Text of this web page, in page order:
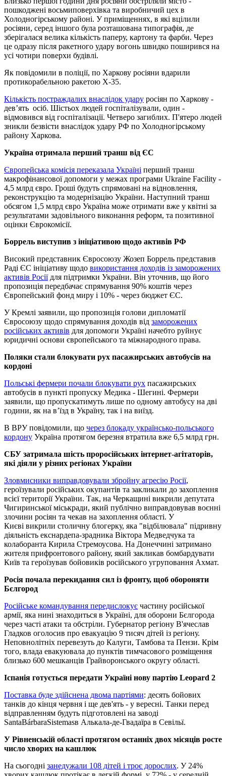
пошкоджені восьмиповерхівка та виробничий цех в
Холодногірському районі. У приміщеннях, в які вцілили
росіяни, серед іншого була розташована типографія, де
зберігалася велика кількість паперу, картону та фарби. Через
це одразу після ракетного удару вогонь швидко поширився на
усі чотири поверхи будівлі.
Як повідомили в поліції, по Харкову росіяни вдарили
протикорабельною ракетою Х-35.
Кількість постраждалих внаслідок удару росіян по Харкову -
дев’ять осіб. Шістьох людей госпіталізували, один -
відмовився від госпіталізації. Четверо загиблих. П'ятеро людей
зникли безвісти внаслідок удару РФ по Холодногірському
району Харкова.
Україна отримала перший транш від ЄС
Європейська комісія переказала Україні перший транш
макрофінансової допомоги у межах програми Ukraine Facility -
4,5 млрд євро. Гроші будуть спрямовані на відновлення,
реконструкцію та модернізацію України. Наступний транш
обсягом 1,5 млрд євро Україна може отримати вже у квітні за
результатами задовільного виконання реформ, та позитивної
оцінки Єврокомісії.
Боррель виступив з ініціативою щодо активів РФ
Високий представник Євросоюзу Жозеп Боррель представив
Раді ЄС ініціативу щодо використання доходів із заморожених
активів Росіїдля підтримки України. Він уточнив, що його
пропозиція передбачає спрямування 90% коштів через
Європейський фонд миру і 10% - через бюджет ЄС.
У Кремлі заявили, що пропозиція голови дипломатії
Євросоюзу щодо спрямування доходів від заморожених
російських активів для допомоги Україні начебто руйнує
юридичні основи європейського та міжнародного права.
Поляки стали блокувати рух пасажирських автобусів на
кордоні
Польські фермери почали блокувати рух пасажирських
автобусів в пункті пропуску Медика - Шегині. Фермери
заявили, що пропускатимуть лише по одному автобусу на дві
години, як на в’їзд в Україну, так і на виїзд.
В ВРУ повідомили, що через блокаду українсько-польського
кордону Україна протягом березня втратила вже 6,5 млрд грн.
СБУ затримала шість проросійських інтернет-агітаторів,
які діяли у різних регіонах України
Зловмисники виправдовували збройну агресію Росії,
героїзували російських окупантів та закликали до захоплення
всієї території України. Так, на Черкащині викрили депутата
Чигиринської міськради, який публічно виправдовував воєнні
злочини росіян та чекав на захоплення області. У
Києві викрили столичну блогерку, яка "відбілювала" підривну
діяльність екснардепа-зрадника Віктора Медведчука та
колаборанта Кирила Стремоусова. На Донеччині затримано
жителя прифронтового району, який закликав бомбардувати
Київ та героїзував бойовиків російського угруповання Ахмат.
Росія почала перекидання сил із фронту, щоб обороняти
Бєлгород
Російське командування передислокує частину російської
армії, яка нині знаходиться в Україні, для оборони Бєлгорода
через часті атаки та обстріли. Губернатор регіону В'ячеслав
Гладков оголосив про евакуацію 9 тисяч дітей із регіону.
Неповнолітніх перевезуть до Калуги, Тамбова та Пензи. Крім
того, влада евакуювала до пунктів тимчасового розміщення
близько 600 мешканців Грайворонського округу області.
Іспанія готується передати Україні нову партію Leopard 2
Поставка буде здійснена двома партіями: десять бойових
танків до кінця червня і ще дев'ять - у вересні. Танки перед
відправленням будуть підготовлені на заводі
SantaBárbaraSistemasв Алькала-де-Гвадаїра в Севільї.
У Рівненській області протягом останніх двох місяців росте
число хворих на кашлюк
На сьогодні занедужали 108 дітей і троє дорослих. У 24%